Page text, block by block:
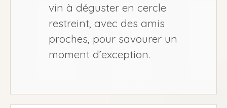
vin à déguster en cercle
restreint, avec des amis
proches, pour savourer un
moment d’exception.